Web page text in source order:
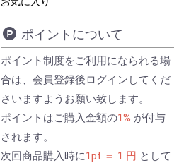
ポイントについて
ポイント制度をご利用になられる場
合は、会員登録後ログインしてくだ
さいますようお願い致します。
ポイントはご購入金額の1% が付与
されます。
次回商品購入時に1pt ＝ 1 円 として